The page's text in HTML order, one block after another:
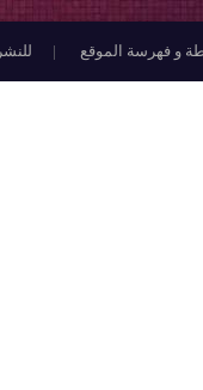
و فهرسة الموقع للنشر